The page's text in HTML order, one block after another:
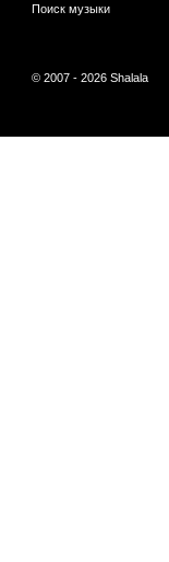
Поиск музыки
© 2007 - 2026 Shalala